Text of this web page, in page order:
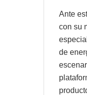
Ante
con su
de